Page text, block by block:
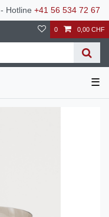
- Hotline +41 56 534 72 67
0 0,00 CHF
☰